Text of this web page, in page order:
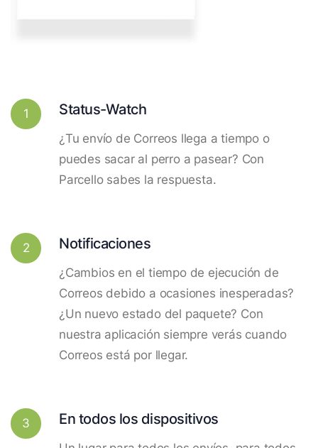
1 Status-Watch
¿Tu envío de Correos llega a tiempo o
puedes sacar al perro a pasear? Con
Parcello sabes la respuesta.
2 Notificaciones
¿Cambios en el tiempo de ejecución de
Correos debido a ocasiones inesperadas?
¿Un nuevo estado del paquete? Con
nuestra aplicación siempre verás cuando
Correos está por llegar.
3 En todos los dispositivos